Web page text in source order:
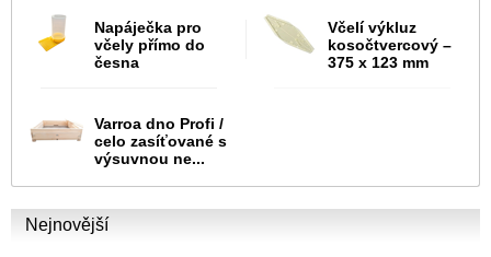
Napáječka pro
včely přímo do
česna
Včelí výkluz
kosočtvercový –
375 x 123 mm
Varroa dno Profi /
celo zasíťované s
výsuvnou ne...
Nejnovější